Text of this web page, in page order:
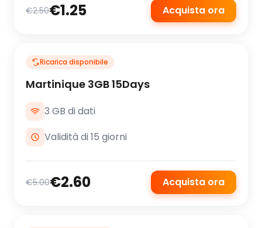
€2.50€1.25 Acquista ora
Ricarica disponibile
Martinique 3GB 15Days
3 GB di dati
Validità di 15 giorni
€5.00€2.60 Acquista ora